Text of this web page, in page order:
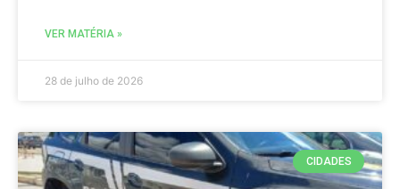
VER MATÉRIA »
28 de julho de 2026
CIDADES